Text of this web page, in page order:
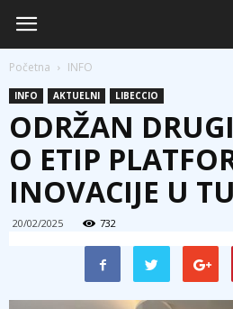
Početna INFO
INFO AKTUELNI LIBECCIO
ODRŽAN
O ETIP
INOVACIJE U
20/02/2025 732